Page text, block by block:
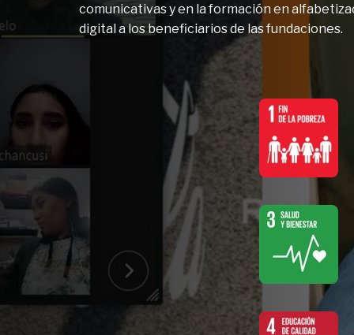
comunicativas y en la formación en
digital a los beneficiarios de las fundaciones.